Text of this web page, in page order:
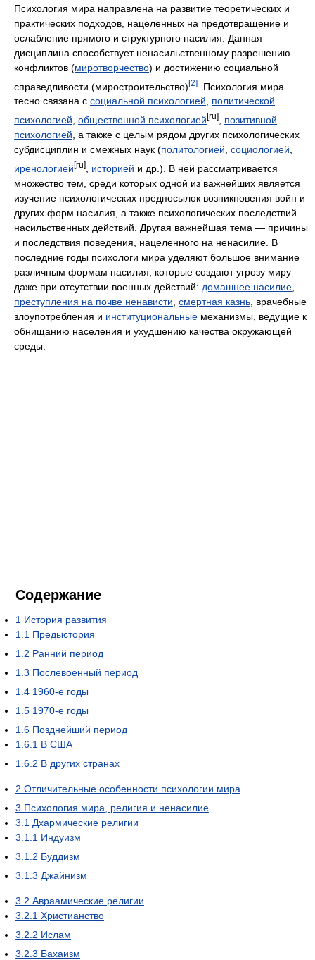
Психология мира направлена на развитие теоретических и
практических подходов, нацеленных на предотвращение и
ослабление прямого и структурного насилия. Данная
дисциплина способствует ненасильственному разрешению
конфликтов (миротворчество) и достижению социальной
справедливости (миростроительство)[2]
. Психология мира
тесно связана с социальной психологией, политической
психологией общественной психологией[ru]
позитивной
психологией , а также с целым рядом других психологических
субдисциплин и смежных наук (политологией социологией
иренологией[ru] историей и др.). В ней рассматривается
множество тем, среди которых одной из важнейших является
изучение психологических предпосылок возникновения войн и
других форм насилия, а также психологических последствий
насильственных действий. Другая важнейшая тема — причины
и последствия поведения, нацеленного на ненасилие. В
последние годы психологи мира уделяют большое внимание
различным формам насилия, которые создают угрозу миру
даже при отсутствии военных действий: домашнее насилие
преступления на почве ненависти смертная казнь , врачебные
злоупотребления и институциональные механизмы, ведущие к
обнищанию населения и ухудшению качества окружающей
среды.
Содержание
1 История развития
1.1 Предыстория
1.2 Ранний период
1.3 Послевоенный период
1.4 1960-е годы
1.5 1970-е годы
1.6 Позднейший период
1.6.1 В США
1.6.2 В других странах
2 Отличительные особенности психологии мира
3 Психология мира, религия и ненасилие
3.1 Дхармические религии
3.1.1 Индуизм
3.1.2 Буддизм
3.1.3 Джайнизм
3.2 Авраамические религии
3.2.1 Христианство
3.2.2 Ислам
3.2.3 Бахаизм